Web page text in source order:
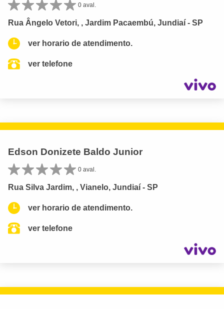
0 aval.
Rua Ângelo Vetori, , Jardim Pacaembú, Jundiaí - SP
ver horario de atendimento.
ver telefone
Edson Donizete Baldo Junior
0 aval.
Rua Silva Jardim, , Vianelo, Jundiaí - SP
ver horario de atendimento.
ver telefone